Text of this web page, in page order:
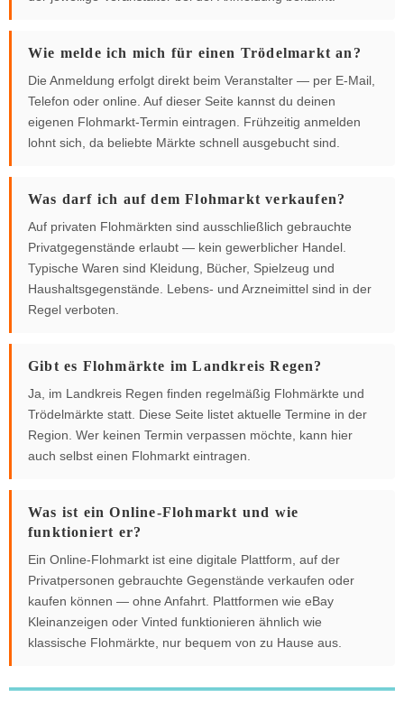
Wie melde ich mich für einen Trödelmarkt an?
Die Anmeldung erfolgt direkt beim Veranstalter — per E-Mail,
Telefon oder online. Auf dieser Seite kannst du deinen
eigenen Flohmarkt-Termin eintragen. Frühzeitig anmelden
lohnt sich, da beliebte Märkte schnell ausgebucht sind.
Was darf ich auf dem Flohmarkt verkaufen?
Auf privaten Flohmärkten sind ausschließlich gebrauchte
Privatgegenstände erlaubt — kein gewerblicher Handel.
Typische Waren sind Kleidung, Bücher, Spielzeug und
Haushaltsgegenstände. Lebens- und Arzneimittel sind in der
Regel verboten.
Gibt es Flohmärkte im Landkreis Regen?
Ja, im Landkreis Regen finden regelmäßig Flohmärkte und
Trödelmärkte statt. Diese Seite listet aktuelle Termine in der
Region. Wer keinen Termin verpassen möchte, kann hier
auch selbst einen Flohmarkt eintragen.
Was ist ein Online-Flohmarkt und wie
funktioniert er?
Ein Online-Flohmarkt ist eine digitale Plattform, auf der
Privatpersonen gebrauchte Gegenstände verkaufen oder
kaufen können — ohne Anfahrt. Plattformen wie eBay
Kleinanzeigen oder Vinted funktionieren ähnlich wie
klassische Flohmärkte, nur bequem von zu Hause aus.